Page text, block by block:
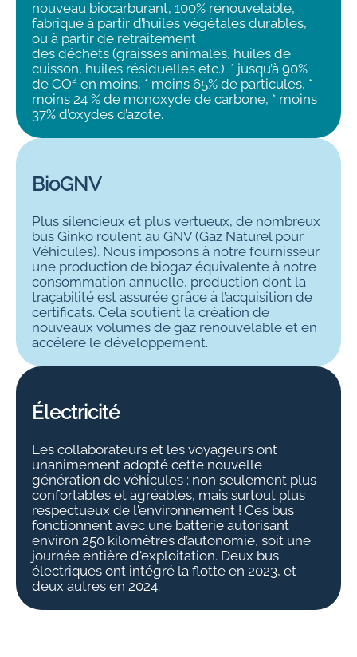
nouveau biocarburant, 100% renouvelable,
fabriqué à partir d’huiles végétales durables,
ou à partir de retraitement
des déchets (graisses animales, huiles de
cuisson, huiles résiduelles etc.). * jusqu’à 90%
de CO² en moins, * moins 65% de particules, *
moins 24 % de monoxyde de carbone, * moins
37% d’oxydes d’azote.
BioGNV
Plus silencieux et plus vertueux, de nombreux
bus Ginko roulent au GNV (Gaz Naturel pour
Véhicules). Nous imposons à notre fournisseur
une production de biogaz équivalente à notre
consommation annuelle, production dont la
traçabilité est assurée grâce à l’acquisition de
certificats. Cela soutient la création de
nouveaux volumes de gaz renouvelable et en
accélère le développement.
Électricité
Les collaborateurs et les voyageurs ont
unanimement adopté cette nouvelle
génération de véhicules : non seulement plus
confortables et agréables, mais surtout plus
respectueux de l'environnement ! Ces bus
fonctionnent avec une batterie autorisant
environ 250 kilomètres d’autonomie, soit une
journée entière d'exploitation. Deux bus
électriques ont intégré la flotte en 2023, et
deux autres en 2024.